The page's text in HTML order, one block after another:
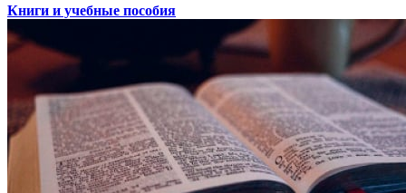
Книги и учебные пособия